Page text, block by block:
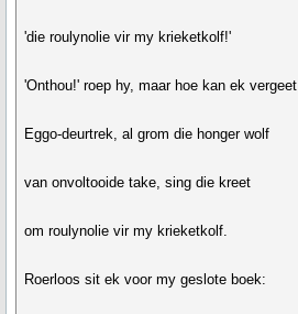
'die roulynolie vir my krieketkolf!'
'Onthou!' roep hy, maar hoe kan ek vergeet
Eggo-deurtrek, al grom die honger wolf
van onvoltooide take, sing die kreet
om roulynolie vir my krieketkolf.
Roerloos sit ek voor my geslote boek: